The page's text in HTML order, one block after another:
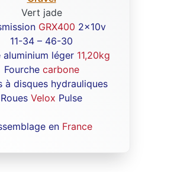
Vert jade
GRX400 2x10v
11-34 – 46-30
aluminium léger 11,20kg
Fourche carbone
à disques hydrauliques
Roues Velox Pulse
en France